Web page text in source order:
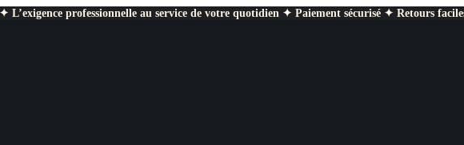
professionnelle au service de votre quotidien ✦ Paiement sécurisé ✦ Retours